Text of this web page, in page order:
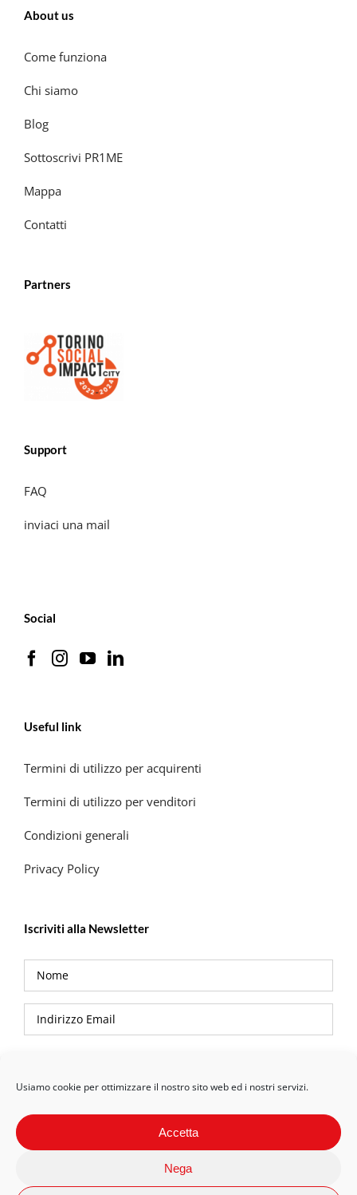
Usiamo cookie per ottimizzare il nostro sito web ed i nostri servizi.
Accetta
Nega
About us
Come funziona
Chi siamo
Blog
Sottoscrivi PR1ME
Mappa
Contatti
Partners
Support
FAQ
inviaci una mail
Social
Useful link
Termini di utilizzo per acquirenti
Termini di utilizzo per venditori
Condizioni generali
Privacy Policy
Iscriviti alla Newsletter